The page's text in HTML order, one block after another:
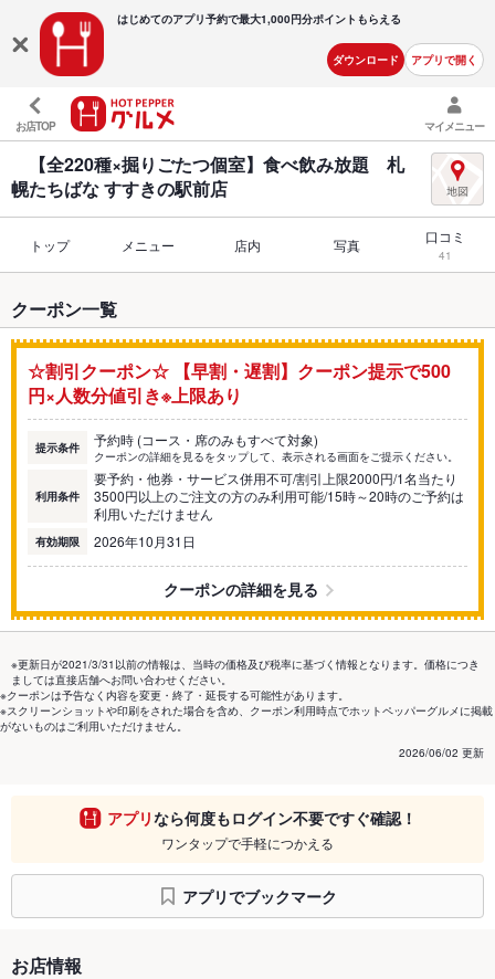
はじめてのアプリ予約で最大1,000円分ポイントもらえる
ダウンロード アプリで開く
お店TOP マイメニュー
【全220種×掘りごたつ個室】食べ飲み放題 札
幌たちばな すすきの駅前店
トップ メニュー 店内 写真 口コミ
41
クーポン一覧
☆割引クーポン☆ 【早割・遅割】クーポン提示で500
円×人数分値引き※上限あり
提示条件 予約時 (コース・席のみもすべて対象)
クーポンの詳細を見るをタップして、表示される画面をご提示ください。
利用条件
要予約・他券・サービス併用不可/割引上限2000円/1名当たり
3500円以上のご注文の方のみ利用可能/15時～20時のご予約は
利用いただけません
有効期限 2026年10月31日
クーポンの詳細を見る
※更新日が2021/3/31以前の情報は、当時の価格及び税率に基づく情報となります。価格につき
ましては直接店舗へお問い合わせください。
※クーポンは予告なく内容を変更・終了・延長する可能性があります。
※スクリーンショットや印刷をされた場合を含め、クーポン利用時点でホットペッパーグルメに掲載
がないものはご利用いただけません。
2026/06/02 更新
アプリなら何度もログイン不要ですぐ確認！
ワンタップで手軽につかえる
アプリでブックマーク
お店情報